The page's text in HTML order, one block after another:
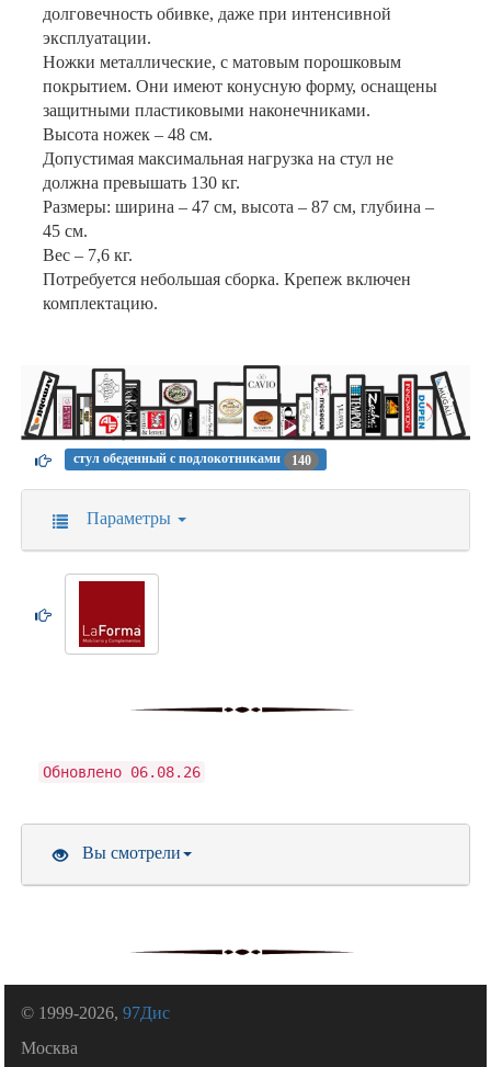
долговечность обивке, даже при интенсивной
эксплуатации.
Ножки металлические, с матовым порошковым
покрытием. Они имеют конусную форму, оснащены
защитными пластиковыми наконечниками.
Высота ножек – 48 см.
Допустимая максимальная нагрузка на стул не
должна превышать 130 кг.
Размеры: ширина – 47 см, высота – 87 см, глубина –
45 см.
Вес – 7,6 кг.
Потребуется небольшая сборка. Крепеж включен
комплектацию.
стул обеденный с подлокотниками 140
Параметры
Обновлено 06.08.26
Вы смотрели
© 1999-2026,97Дис
Москва